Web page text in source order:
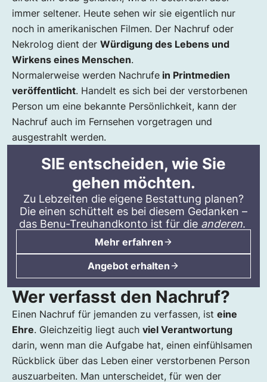
immer seltener. Heute sehen wir sie eigentlich nur
noch in amerikanischen Filmen. Der Nachruf oder
Nekrolog dient der Würdigung des Lebens und
Wirkens eines Menschen.
Normalerweise werden Nachrufe in Printmedien
veröffentlicht. Handelt es sich bei der verstorbenen
Person um eine bekannte Persönlichkeit, kann der
Nachruf auch im Fernsehen vorgetragen und
ausgestrahlt werden.
SIE entscheiden, wie Sie
gehen möchten.
Zu Lebzeiten die eigene Bestattung planen?
Die einen schüttelt es bei diesem Gedanken –
das Benu-Treuhandkonto ist für die anderen.
Mehr erfahren
Angebot erhalten
Wer verfasst den Nachruf?
Einen Nachruf für jemanden zu verfassen, ist eine
Ehre. Gleichzeitig liegt auch viel Verantwortung
darin, wenn man die Aufgabe hat, einen einfühlsamen
Rückblick über das Leben einer verstorbenen Person
auszuarbeiten. Man unterscheidet, für wen der